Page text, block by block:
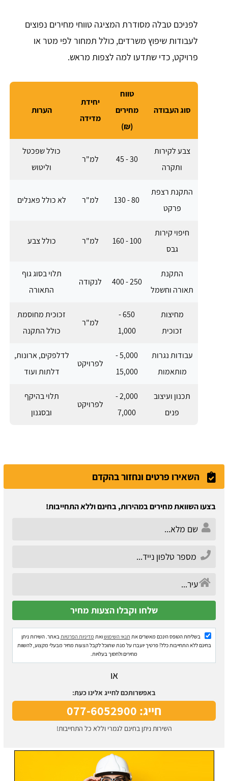
לפניכם טבלה מסודרת המציגה טווחי מחירים נפוצים
לעבודות שיפוץ משרדים, כולל תמחור לפי מטר או
פרויקט, כדי שתדעו למה לצפות מראש.
סוג העבודה
טווח
מחירים
(₪)
יחידת
מדידה
הערות
צבע לקירות
ותקרה
30 - 45 למ"ר
כולל שפכטל
וליטוש
התקנת רצפת
פרקט
80 - 130 למ"ר לא כולל פאנלים
חיפוי קירות
גבס
100 - 160 למ"ר כולל צבע
התקנת
תאורה וחשמל
250 - 400 לנקודה
תלוי בסוג גוף
התאורה
מחיצות
זכוכית
650 -
1,000
למ"ר
זכוכית מחוסמת
כולל התקנה
עבודות נגרות
מותאמות
5,000 -
15,000
לפרויקט
לדלפקים, ארונות,
דלתות ועוד
תכנון ועיצוב
פנים
2,000 -
7,000
לפרויקט
תלוי בהיקף
ובסגנון
השאירו פרטים ונחזור בהקדם
בצעו השוואת מחירים במהירות, בחינם וללא התחייבות!
בשליחת הטופס הינכם מאשרים את תנאי השימושואת מדיניות הפרטיותבאתר. השירות ניתן
בחינם ללא התחייבות כלל! פרטיך יועברו על מנת שתוכל לקבל הצעות מחיר מבעלי מקצוע, להשוות
מחירים ולחסוך בעלויות.
או
באפשרותכם לחייג אלינו כעת:
חייג: 077-6052900
השירות ניתן בחינם לגמרי וללא כל התחייבות!